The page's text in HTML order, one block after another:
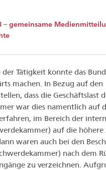
– gemeinsame
Tätigkeit konnte das
machen. In Bezug auf den
dass die Geschäftslast
war dies namentlich auf
im Bereich der
auf die
waren auch bei den
nach dem
zu verzeichnen.